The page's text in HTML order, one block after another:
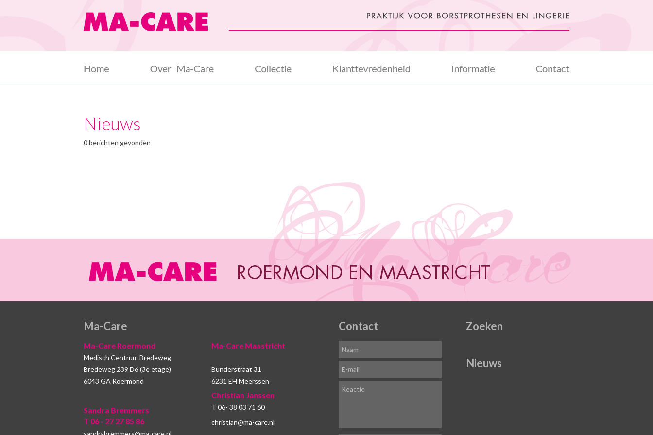
Nieuws
0 berichten gevonden
Ma-Care
Ma-Care Roermond
Medisch Centrum Bredeweg
Bredeweg 239 D6 (3e etage)
6043 GA Roermond
Sandra Bremmers
T 06 - 27 27 85 86
Ma-Care Maastricht
Bunderstraat 31
6231 EH Meerssen
Christian Janssen
T 06- 38 03 71 60
christian@ma-care.nl
Contact Zoeken
Nieuws